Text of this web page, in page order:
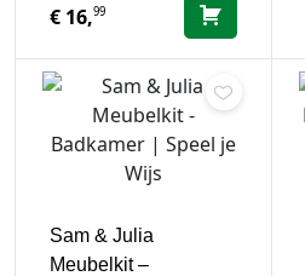
€ 16,99
Sam & Julia
Meubelkit –